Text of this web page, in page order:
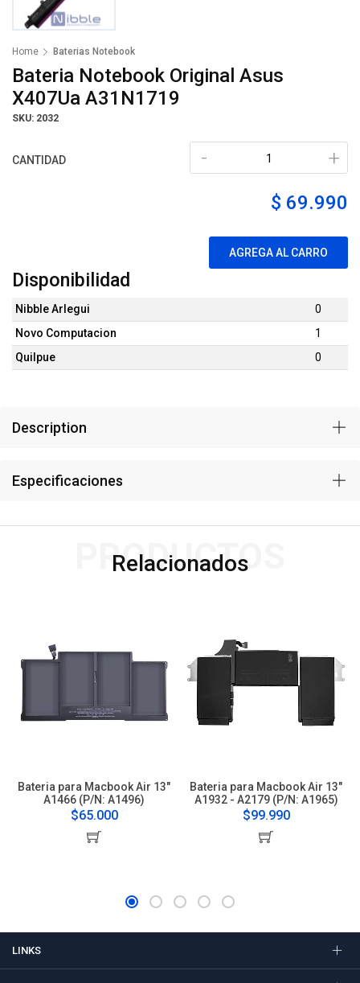
Home Baterias Notebook
Bateria Notebook Original Asus
X407Ua A31N1719
SKU: 2032
CANTIDAD +
-
$ 69.990
AGREGA AL CARRO
Disponibilidad
Nibble Arlegui
0
Novo Computacion
1
Quilpue
0
Description
Especificaciones
Relacionados
PRODUCTOS
Bateria para Macbook Air 13"
A1466 (P/N: A1496)
$65.000
Bateria para Macbook Air 13"
A1932 - A2179 (P/N: A1965)
$99.990
LINKS